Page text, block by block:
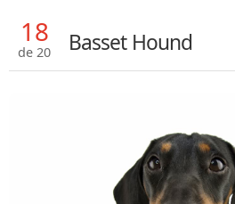
18
de 20 Basset Hound